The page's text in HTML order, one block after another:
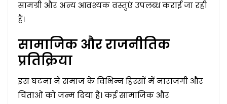
सामग्री और अन्य आवश्यक वस्तुएं उपलब्ध कराई जा रही
हैं।
सामाजिक और राजनीतिक
प्रतिक्रिया
इस घटना ने समाज के विभिन्न हिस्सों में नाराजगी और
चिंताओं को जन्म दिया है। कई सामाजिक और